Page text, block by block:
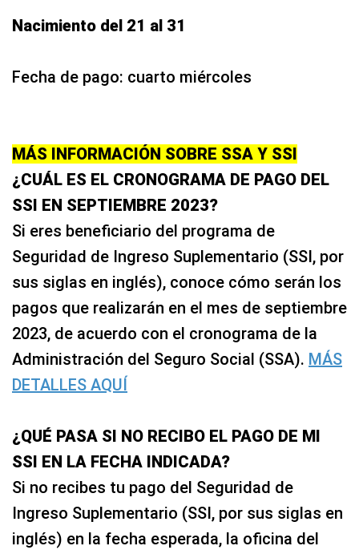
Nacimiento del 21 al 31
Fecha de pago: cuarto miércoles
MÁS INFORMACIÓN SOBRE SSA Y SSI
¿CUÁL ES EL CRONOGRAMA DE PAGO DEL
SSI EN SEPTIEMBRE 2023?
Si eres beneficiario del programa de
Seguridad de Ingreso Suplementario (SSI, por
sus siglas en inglés), conoce cómo serán los
pagos que realizarán en el mes de septiembre
2023, de acuerdo con el cronograma de la
Administración del Seguro Social (SSA). MÁS
DETALLES AQUÍ
¿QUÉ PASA SI NO RECIBO EL PAGO DE MI
SSI EN LA FECHA INDICADA?
Si no recibes tu pago del Seguridad de
Ingreso Suplementario (SSI, por sus siglas en
inglés) en la fecha esperada, la oficina del